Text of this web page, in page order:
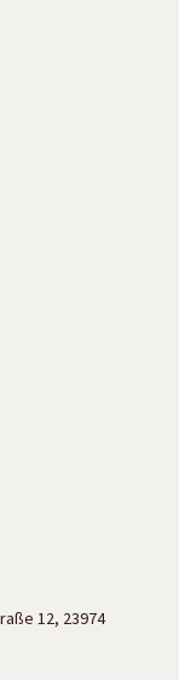
12, 23974